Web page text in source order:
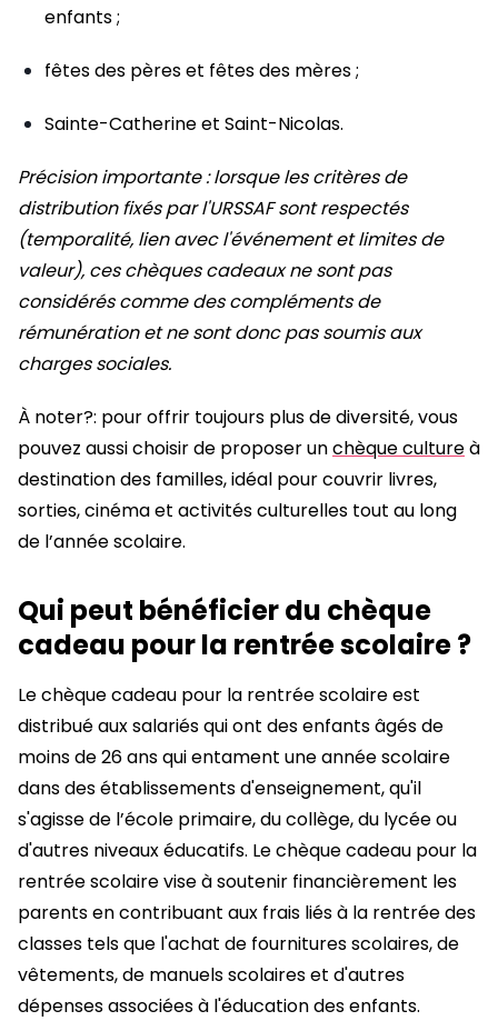
enfants ;
fêtes des pères et fêtes des mères ;
Sainte-Catherine et Saint-Nicolas.
Précision importante : lorsque les critères de
distribution fixés par l'URSSAF sont respectés
(temporalité, lien avec l'événement et limites de
valeur), ces chèques cadeaux ne sont pas
considérés comme des compléments de
rémunération et ne sont donc pas soumis aux
charges sociales.
À noter?: pour offrir toujours plus de diversité, vous
pouvez aussi choisir de proposer unchèque cultureà
destination des familles, idéal pour couvrir livres,
sorties, cinéma et activités culturelles tout au long
de l’année scolaire.
Qui peut bénéficier du chèque
cadeau pour la rentrée scolaire ?
Le chèque cadeau pour la rentrée scolaire est
distribué aux salariés qui ont des enfants âgés de
moins de 26 ans qui entament une année scolaire
dans des établissements d'enseignement, qu'il
s'agisse de l’école primaire, du collège, du lycée ou
d'autres niveaux éducatifs. Le chèque cadeau pour la
rentrée scolaire vise à soutenir financièrement les
parents en contribuant aux frais liés à la rentrée des
classes tels que l'achat de fournitures scolaires, de
vêtements, de manuels scolaires et d'autres
dépenses associées à l'éducation des enfants.